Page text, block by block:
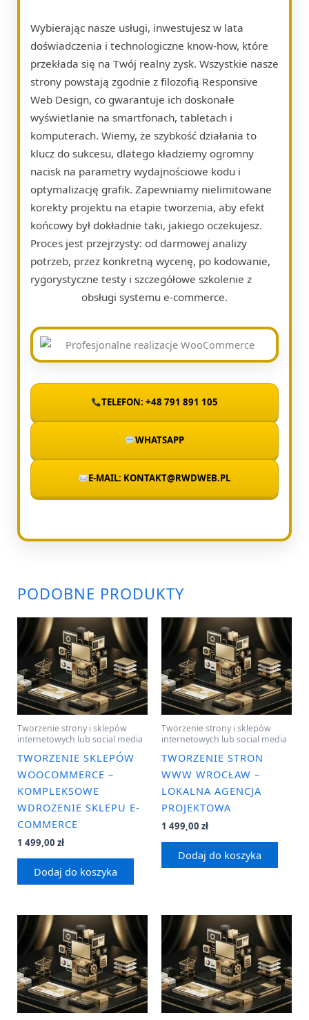
Wybierając nasze usługi, inwestujesz w lata
doświadczenia i technologiczne know-how, które
przekłada się na Twój realny zysk. Wszystkie nasze
strony powstają zgodnie z filozofią Responsive
Web Design, co gwarantuje ich doskonałe
wyświetlanie na smartfonach, tabletach i
komputerach. Wiemy, że szybkość działania to
klucz do sukcesu, dlatego kładziemy ogromny
nacisk na parametry wydajnościowe kodu i
optymalizację grafik. Zapewniamy nielimitowane
korekty projektu na etapie tworzenia, aby efekt
końcowy był dokładnie taki, jakiego oczekujesz.
Proces jest przejrzysty: od darmowej analizy
potrzeb, przez konkretną wycenę, po kodowanie,
rygorystyczne testy i szczegółowe szkolenie z
obsługi systemu e-commerce.
TELEFON: +48 791 891 105
WHATSAPP
E-MAIL: KONTAKT@RWDWEB.PL
PODOBNE PRODUKTY
Tworzenie strony i sklepów
internetowych lub social media
TWORZENIE SKLEPÓW
WOOCOMMERCE –
KOMPLEKSOWE
WDROŻENIE SKLEPU E-
COMMERCE
1 499,00 zł
Dodaj do koszyka
Tworzenie strony i sklepów
internetowych lub social media
TWORZENIE STRON
WWW WROCŁAW –
LOKALNA AGENCJA
PROJEKTOWA
1 499,00 zł
Dodaj do koszyka